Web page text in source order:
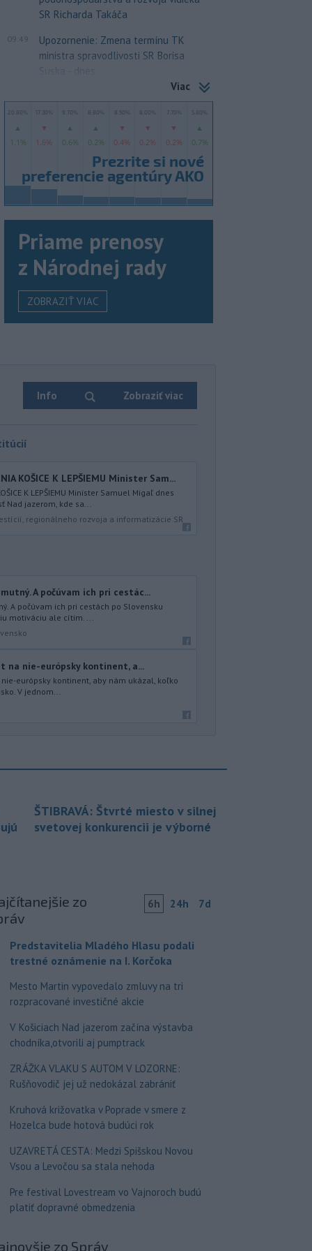
SR Richarda Takáča
09:49
Upozornenie: Zmena termínu TK
ministra spravodlivosti SR Borisa
Suska - dnes
Viac
Priame prenosy
z Národnej rady
ZOBRAZIŤ VIAC
Info Zobraziť viac
KOŠICE K LEPŠIEMU Minister Sam...
K LEPŠIEMU Minister Samuel Migaľ dnes
Nad jazerom, kde sa...
regionálneho rozvoja a informatizácie SR
A počúvam ich pri cestác...
A počúvam ich pri cestách po Slovensku
motiváciu ale cítim. ...
na nie-európsky kontinent, a...
európsky kontinent, aby nám ukázal, koľko
V jednom...
ŠTIBRAVÁ: Štvrté miesto v silnej
svetovej konkurencii je výborné
zo
6h 24h 7d
Predstavitelia Mladého Hlasu podali
trestné oznámenie na I. Korčoka
Mesto Martin vypovedalo zmluvy na tri
rozpracované investičné akcie
V Košiciach Nad jazerom začína výstavba
chodníka,otvorili aj pumptrack
ZRÁŽKA VLAKU S AUTOM V LOZORNE:
Rušňovodič jej už nedokázal zabrániť
Kruhová križovatka v Poprade v smere z
Hozelca bude hotová budúci rok
UZAVRETÁ CESTA: Medzi Spišskou Novou
Vsou a Levočou sa stala nehoda
Pre festival Lovestream vo Vajnoroch budú
platiť dopravné obmedzenia
zo Správ